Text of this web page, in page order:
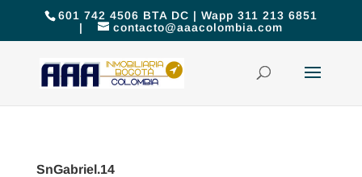
601 742 4506 BTA DC | Wapp 311 213 6851
|
contacto@aaacolombia.com
SnGabriel.14